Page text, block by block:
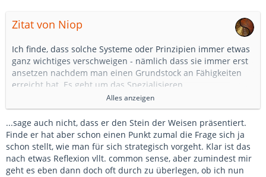
Zitat von Niop
Ich finde, dass solche Systeme oder Prinzipien immer etwas
ganz wichtiges verschweigen - nämlich dass sie immer erst
ansetzen nachdem man einen Grundstock an Fähigkeiten
erreicht hat. Es geht um das Spezialisieren.
Auch bleibt fast "esoterisch" vage, was es denn überhaupt
ist, auf das man sich fokussieren soll - eine Technik? Eine
Stilistik? Eine Genre? Ein Rudiment? Eine Hand? Alles und
nichts.
Am Schlagzeug (und vermutlich an allen Instrumenten) gilt:
wenn das Timing nicht stimmt, dann ist das alles nichts
wert.
Alles anzeigen
...sage auch nicht, dass er den Stein der Weisen präsentiert.
Finde er hat aber schon einen Punkt zumal die Frage sich ja
schon stellt, wie man für sich strategisch vorgeht. Klar ist das
nach etwas Reflexion vllt. common sense, aber zumindest mir
geht es eben dann doch oft durch zu überlegen, ob ich nun